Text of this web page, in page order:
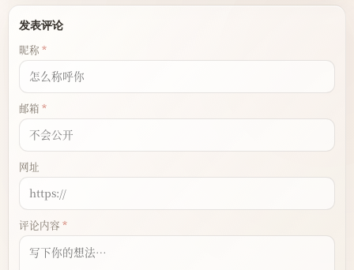
发表评论
昵称
邮箱
网址
评论内容